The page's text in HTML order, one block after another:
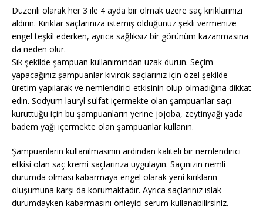
Düzenli olarak her 3 ile 4 ayda bir olmak üzere saç kırıklarınızı
aldırın. Kırıklar saçlarınıza istemiş olduğunuz şekli vermenize
engel teşkil ederken, ayrıca sağlıksız bir görünüm kazanmasına
da neden olur.
Sık şekilde şampuan kullanımından uzak durun. Seçim
yapacağınız şampuanlar kıvırcık saçlarınız için özel şekilde
üretim yapılarak ve nemlendirici etkisinin olup olmadığına dikkat
edin. Sodyum lauryl sülfat içermekte olan şampuanlar saçı
kuruttuğu için bu şampuanların yerine jojoba, zeytinyağı yada
badem yağı içermekte olan şampuanlar kullanın.
Şampuanların kullanılmasının ardından kaliteli bir nemlendirici
etkisi olan saç kremi saçlarınza uygulayın. Saçınızın nemli
durumda olması kabarmaya engel olarak yeni kırıkların
oluşumuna karşı da korumaktadır. Ayrıca saçlarınız ıslak
durumdayken kabarmasını önleyici serum kullanabilirsiniz.